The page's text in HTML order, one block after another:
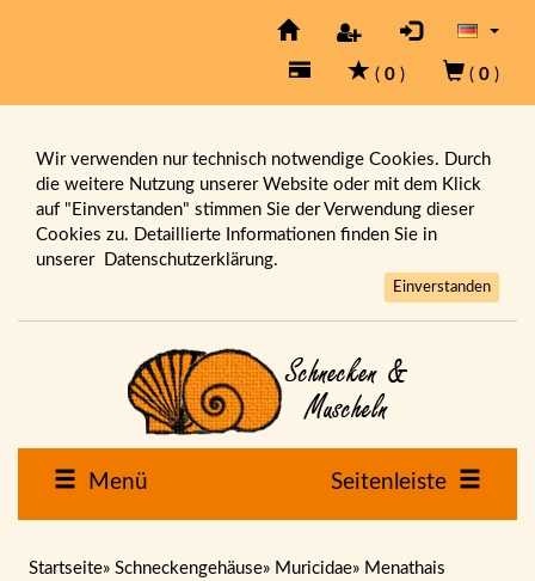
( 0 ) ( 0 )
Wir verwenden nur technisch notwendige Cookies. Durch
die weitere Nutzung unserer Website oder mit dem Klick
auf "Einverstanden" stimmen Sie der Verwendung dieser
Cookies zu. Detaillierte Informationen finden Sie in
unserer Datenschutzerklärung.
Einverstanden
Menü Seitenleiste
Startseite» Schneckengehäuse» Muricidae» Menathais